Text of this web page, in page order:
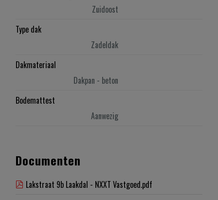
Zuidoost
Type dak
Zadeldak
Dakmateriaal
Dakpan - beton
Bodemattest
Aanwezig
Documenten
Lakstraat 9b Laakdal - NXXT Vastgoed.pdf